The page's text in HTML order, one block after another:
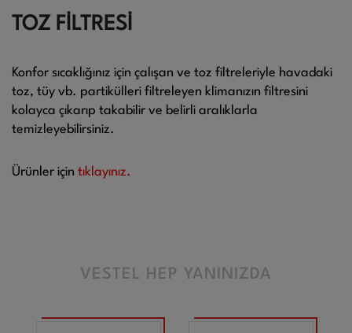
TOZ FİLTRESİ
Konfor sıcaklığınız için çalışan ve toz filtreleriyle havadaki
toz, tüy vb. partikülleri filtreleyen klimanızın filtresini
kolayca çıkarıp takabilir ve belirli aralıklarla
temizleyebilirsiniz.
Ürünler için tıklayınız.
VESTEL HEP YANINIZDA